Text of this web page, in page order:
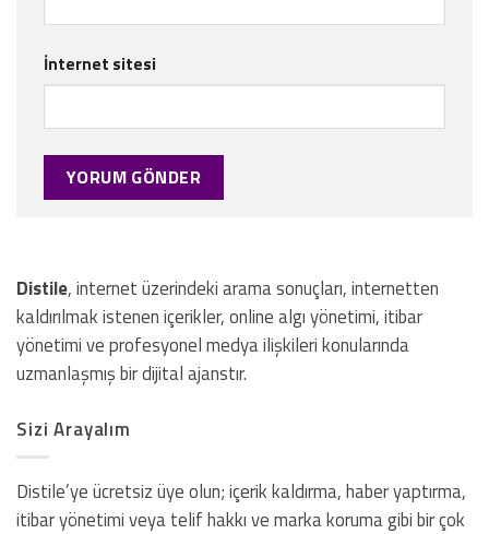
İnternet sitesi
Distile, internet üzerindeki arama sonuçları, internetten
kaldırılmak istenen içerikler, online algı yönetimi, itibar
yönetimi ve profesyonel medya ilişkileri konularında
uzmanlaşmış bir dijital ajanstır.
Sizi Arayalım
Distile’ye ücretsiz üye olun; içerik kaldırma, haber yaptırma,
itibar yönetimi veya telif hakkı ve marka koruma gibi bir çok